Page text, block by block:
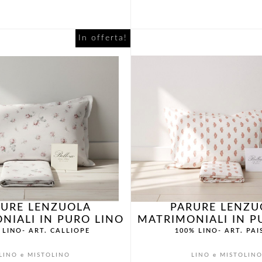
originale
€105,00.
attuale
€84,00.
In offerta!
LENZUOLA
IN PURO LINO
LINO- ART. CALLIOPE
LINO e MISTOLINO
PARURE
MATRIMONIALI IN
100% LINO- ART.
LINO e MISTOLINO